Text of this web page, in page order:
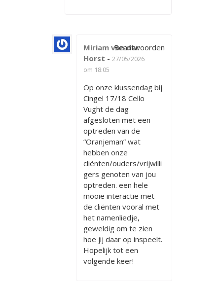
Miriam van der
Horst - 27/05/2026
om 18:05
Op onze klussendag bij
Cingel 17/18 Cello
Vught de dag
afgesloten met een
optreden van de
“Oranjeman” wat
hebben onze
cliënten/ouders/vrijwilli
gers genoten van jou
optreden. een hele
mooie interactie met
de cliënten vooral met
het namenliedje,
geweldig om te zien
hoe jij daar op inspeelt.
Hopelijk tot een
volgende keer!
Beantwoorden